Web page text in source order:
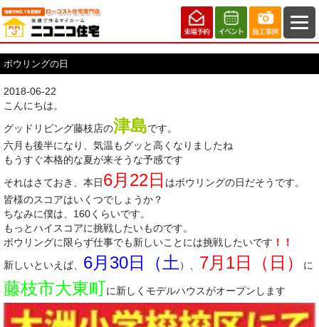
ボウリングの日
2018-06-22
こんにちは。
グッドリビング藤枝店の津島です。
六月も後半になり、気温もグッと高くなりましたね
もうすぐ本格的な夏が来そうな予感です
それはさておき、本日 6月22日 はボウリングの日だそうです。
皆様のスコアはいくつでしょうか？
ちなみに僕は、160くらいです。
もっとハイスコアに挑戦したいものです。
ボウリングに限らず仕事でも新しいことには挑戦したいです ！！
新しいといえば、 6月30日（土 ）、 7月1日（日） に
藤枝市大東町に新しくモデルハウスがオープンします